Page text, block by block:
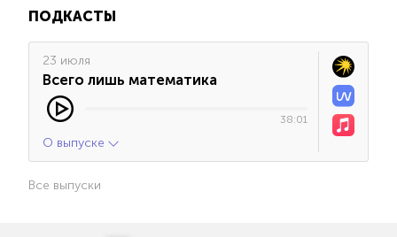
ПОДКАСТЫ
23 июля
Всего лишь математика
38:01
О выпуске
Все выпуски